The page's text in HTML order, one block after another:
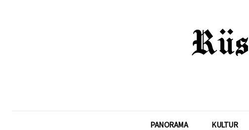
PANORAMA KULTUR